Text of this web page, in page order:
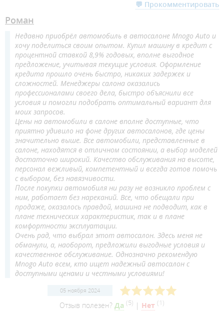
💬 Прокомментировать
Роман
Недавно приобрёл автомобиль в автосалоне Mnogo Auto и
хочу поделиться своим опытом. Купил машину в кредит с
процентной ставкой 8,9% годовых, вполне выгодное
предложение, учитывая текущие условия. Оформление
кредита прошло очень быстро, никаких задержек и
сложностей. Менеджеры салона оказались
профессионалами своего дела, быстро объяснили все
условия и помогли подобрать оптимальный вариант для
моих запросов.
Цены на автомобили в салоне вполне доступные, что
приятно удивило на фоне других автосалонов, где цены
значительно выше. Все автомобили, представленные в
салоне, находятся в отличном состоянии, а выбор моделей
достаточно широкий. Качество обслуживания на высоте,
персонал вежливый, компетентный и всегда готов помочь
с выбором, без навязчивости.
После покупки автомобиля ни разу не возникло проблем с
ним, работает без нареканий. Все, что обещали при
продаже, оказалось правдой, машина не подводит, как в
плане технических характеристик, так и в плане
комфортности эксплуатации.
Очень рад, что выбрал этот автосалон. Здесь меня не
обманули, а, наоборот, предложили выгодные условия и
качественное обслуживание. Однозначно рекомендую
Mnogo Auto всем, кто ищет надежный автосалон с
доступными ценами и честными условиями!
05 ноября 2024
Отзыв полезен? Да (5) | Нет (1 )